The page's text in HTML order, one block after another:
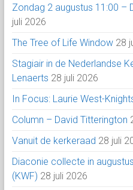
Zondag 2 augustus 11:00 –
juli 2026
The Tree of Life Window 28
Stagiair in de Nederlandse
Lenaerts 28 juli 2026
In Focus: Laurie West-
Column – David Titterington
Vanuit de kerkeraad 28 juli
Diaconie collecte in
(KWF) 28 juli 2026